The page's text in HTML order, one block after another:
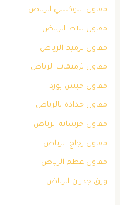
مقاول ايبوكسي الرياض
مقاول بلاط الرياض
مقاول ترميم الرياض
مقاول ترميمات الرياض
مقاول جبس بورد
مقاول حداده بالرياض
مقاول خرسانه الرياض
مقاول زجاج الرياض
مقاول عظم الرياض
ورق جدران الرياض